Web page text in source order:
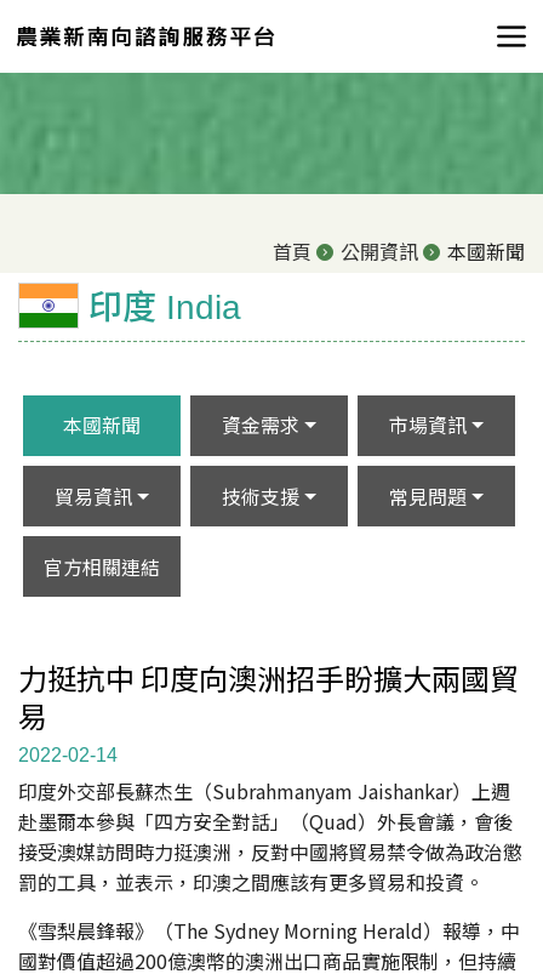
首頁 公開資訊 本國新聞
印度 India
本國新聞 資金需求 市場資訊
貿易資訊 技術支援 常見問題
官方相關連結
力挺抗中 印度向澳洲招手盼擴大兩國貿
易
2022-02-14
印度外交部長蘇杰生（Subrahmanyam Jaishankar）上週
赴墨爾本參與「四方安全對話」（Quad）外長會議，會後
接受澳媒訪問時力挺澳洲，反對中國將貿易禁令做為政治懲
罰的工具，並表示，印澳之間應該有更多貿易和投資。
《雪梨晨鋒報》（The Sydney Morning Herald）報導，中
國對價值超過200億澳幣的澳洲出口商品實施限制，但持續